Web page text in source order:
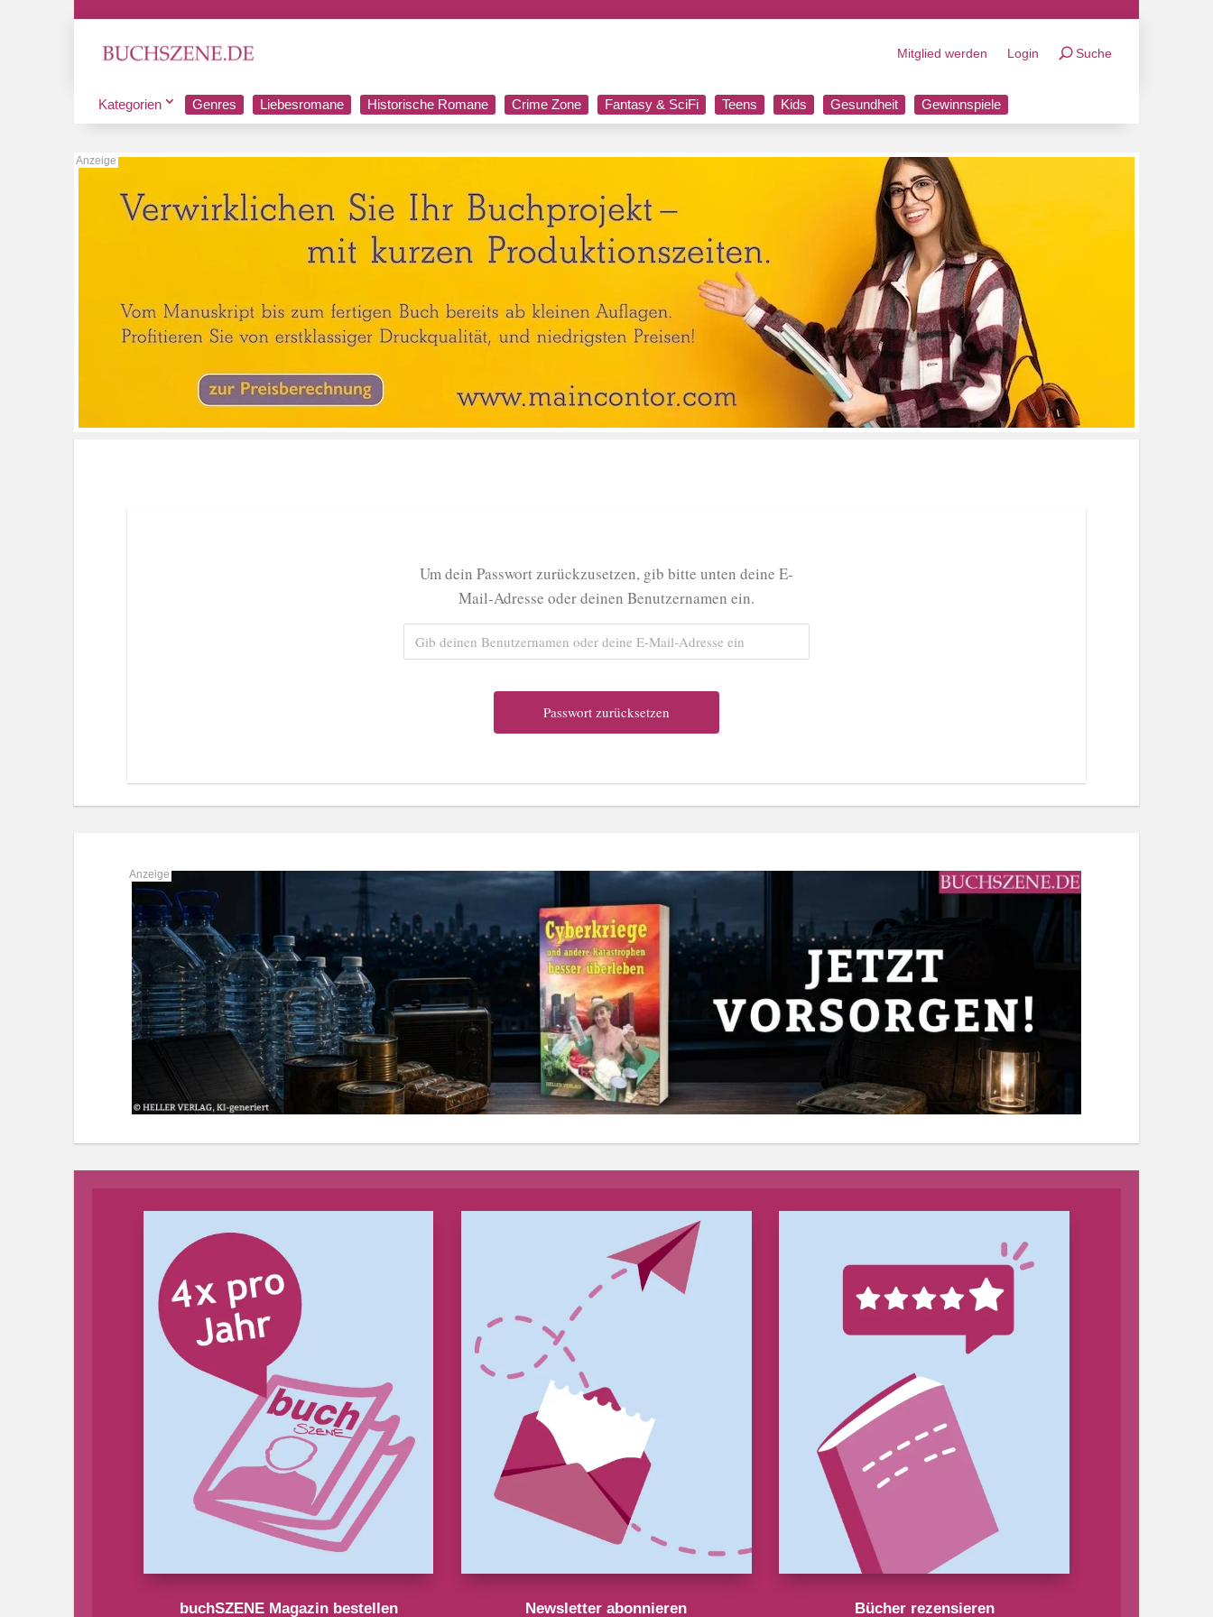
Mitglied werden Login Suche
Kategorien Genres Liebesromane Historische Romane Crime Zone Fantasy & SciFi Teens Kids Gesundheit Gewinnspiele
Um dein Passwort zurückzusetzen, gib bitte unten deine E-
Mail-Adresse oder deinen Benutzernamen ein.
buchSZENE Magazin bestellen Newsletter abonnieren Bücher rezensieren